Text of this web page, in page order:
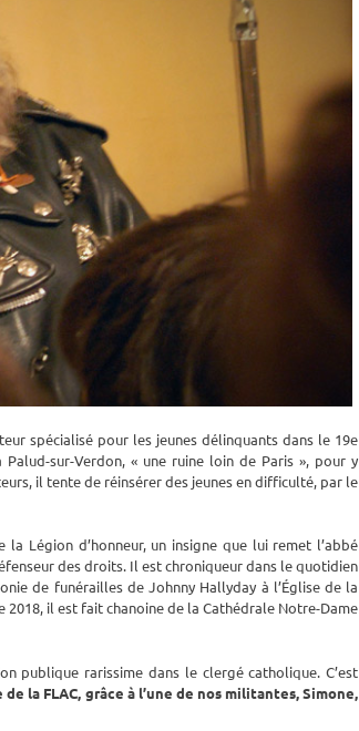
spécialisé pour les jeunes délinquants dans le 19e
sur-Verdon, « une ruine loin de Paris », pour y
il tente de réinsérer des jeunes en difficulté, par le
Légion d’honneur, un insigne que lui remet l’abbé
des droits. Il est chroniqueur dans le quotidien
de funérailles de Johnny Hallyday à l’Église de la
il est fait chanoine de la Cathédrale Notre-Dame
publique rarissime dans le clergé catholique. C’est
la FLAC, grâce à l’une de nos militantes, Simone,